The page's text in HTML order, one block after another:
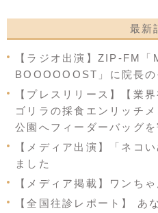
最新
【ラジオ出演】ZIP-FM「
BOOOOOOST」に院長
【プレスリリース】【業
ゴリラの採食エンリッチ
公園へフィーダーバッグを
【メディア出演】「ネコ
ました
【メディア掲載】ワンち
【全国往診レポート】 あ